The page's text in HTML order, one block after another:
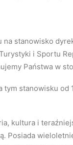
stanowisko
i Sportu
Państwa w
tym stanowisku od
kultura i
Posiada